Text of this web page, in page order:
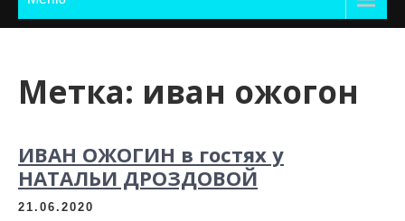
Метка: иван ожогон
ИВАН ОЖОГИН в гостях у
НАТАЛЬИ ДРОЗДОВОЙ
21.06.2020